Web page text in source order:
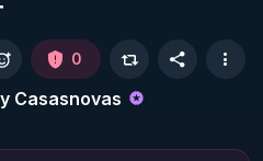
Casasnovas
0